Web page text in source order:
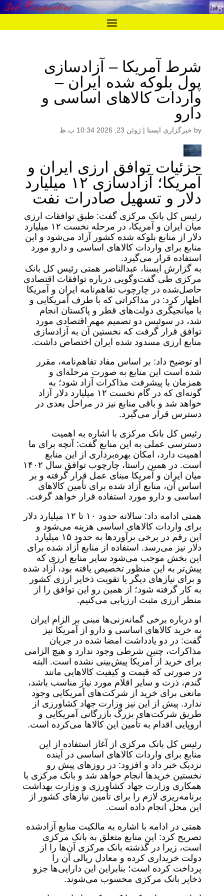
شرط آمریکا – آزادسازی
پول بلوکه شده ایران –
واردات کالاهای اساسی و
دارو
by خبرگزاری ایسنا | ژوئن 23, 2026 10:34 ب.ظ
جزئیات توافق ارزی ایران و
آمریکا؛ آزادسازی ۱۲ میلیارد
دلار و تسهیل صادرات نفت
رئیس‌ کل بانک مرکزی گفت: طبق توافقات ارزی
میان ایران و آمریکا، در مرحله نخست ۱۲ میلیارد
دلار از منابع بلوکه‌ شده کشور آزاد می‌شود و این
منابع برای واردات کالاهای اساسی و دارو مورد
استفاده قرار می‌گیرد.
به گزارش ایسنا، عبدالناصر همتی رئیس‌ کل بانک
مرکزی طی گفت‌وگویی درباره توافقات اقتصادی
حاصل‌شده در چارچوب تفاهم‌نامه ایران و آمریکا
اظهار کرد: در مذاکراتی که با طرف آمریکایی و
با میانجیگری دولت‌های قطر و پاکستان انجام
شد، در سوئیس دو تصمیم مهم اقتصادی مورد
توافق قرار گرفت که نخستین آن به آزادسازی
منابع ارزی مسدود شده ایران اختصاص داشت.
او توضیح داد: بر اساس مفاد تفاهم‌نامه، مقرر
شده است این منابع به صورت مرحله‌ای و
همزمان با پیشرفت مذاکرات آزاد شود؛ به
گونه‌ای که در گام نخست ۱۲ میلیارد دلار آزاد
خواهد شد و باقی منابع نیز در مراحل بعدی در
دسترس قرار می‌گیرد.
رئیس‌ کل بانک مرکزی با اشاره به اهمیت
دسترسی عملی به این منابع گفت: آنچه برای ما
اهمیت دارد، امکان بهره‌برداری از این منابع
است. در همین راستا، چارچوب توافق سال ۱۴۰۲
میان ایران و آمریکا مبنای عمل قرار گرفته و بر
اساس آن، منابع آزاد شده برای تأمین کالاهای
اساسی و دارو مورد استفاده قرار خواهد گرفت.
همتی ادامه داد: سالانه حدود ۱۰ تا ۱۲ میلیارد دلار
برای واردات کالاهای اساسی هزینه می‌شود و
این رقم در برخی برآوردها به حدود ۱۵ میلیارد
دلار نیز می‌رسد. استفاده از منابع آزاد شده برای
این بخش موجب می‌شود سایر منابع ارزی که
پیش‌تر به این منظور تخصیص یافته بود، آزاد شده
و برای نیازهای دیگر یا تقویت ذخایر ارزی کشور
به کار گرفته شود؛ از همین رو این توافق را از
منظر ارزی مثبت ارزیابی می‌کنیم.
او درباره برخی گمانه‌زنی‌ها مبنی بر الزام ایران
به خرید کالاهای اساسی و دارو از آمریکا نیز
گفت: در دو یادداشت امضا شده در جریان
مذاکرات، چنین شرطی وجود ندارد و هیچ الزامی
برای خرید از آمریکا پیش‌بینی نشده است. البته
در صورتی که قیمت و کیفیت کالاهایی مانند
گندم، ذرت و سایر اقلام مورد نیاز مناسب باشد،
مانعی برای خرید از شرکت‌های آمریکایی وجود
ندارد. پیش از این نیز وزارت جهاد کشاورزی از
طریق شرکت‌های بزرگ بازرگانی آمریکایی و
اروپایی اقدام به تأمین این کالاها می‌کرده است.
رئیس‌ کل بانک مرکزی از آغاز استفاده از این
منابع برای واردات کالاهای اساسی در آینده
نزدیک خبر داد و افزود: در روزهای پیش رو
نخستین خریدها انجام خواهد شد و بانک مرکزی با
همکاری وزارت جهاد کشاورزی و وزارت بهداشت
برنامه‌ریزی لازم را برای تأمین نیازهای کشور از
این محل انجام داده است.
همتی در ادامه با اشاره به مالکیت منابع آزادشده
تصریح کرد: این منابع متعلق به بانک مرکزی
است، زیرا در گذشته بانک مرکزی آن‌ها را از
دولت خریداری کرده و معادل ریالی آن را
پرداخت کرده است؛ بنابراین این دارایی‌ها جزو
ذخایر بانک مرکزی محسوب می‌شوند.